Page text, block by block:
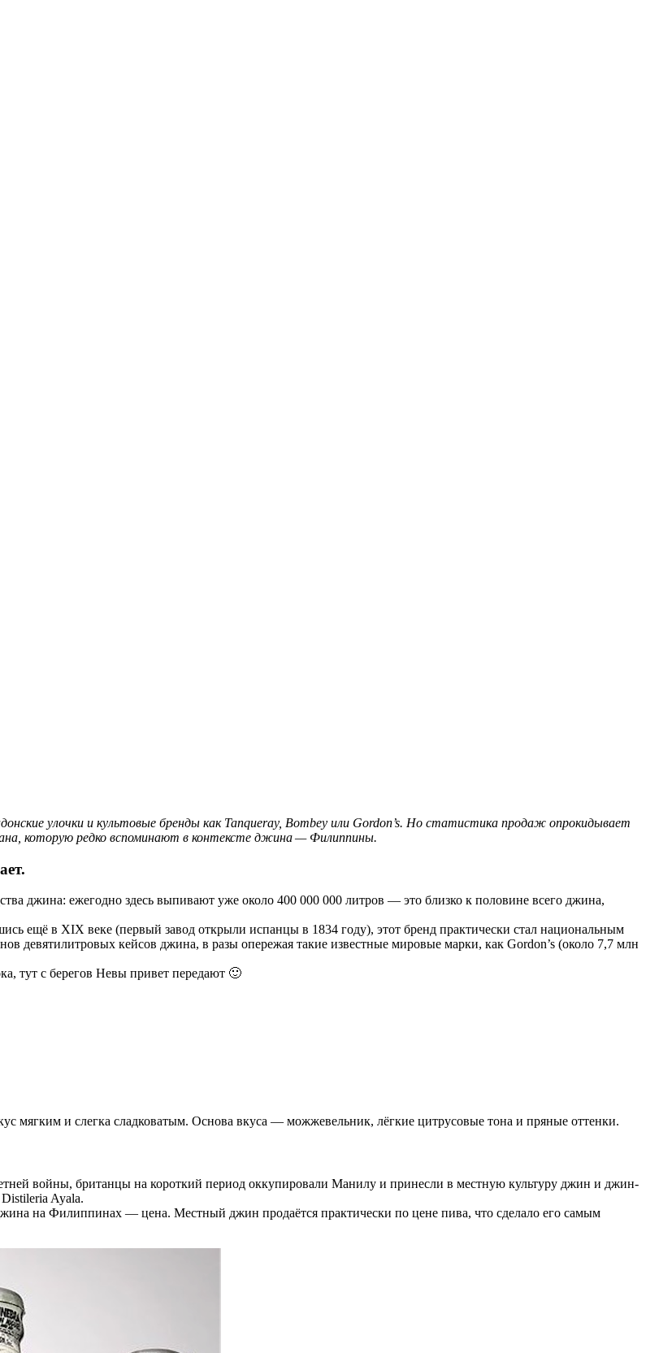
улочки и культовые бренды как Tanqueray, Bombey или Gordon’s. Но статистика продаж опрокидывает
которую редко вспоминают в контексте джина — Филиппины.
джина: ежегодно здесь выпивают уже около 400 000 000 литров — это близко к половине всего джина,
ещё в XIX веке (первый завод открыли испанцы в 1834 году), этот бренд практически стал национальным
девятилитровых кейсов джина, в разы опережая такие известные мировые марки, как Gordon’s (около 7,7 млн
тут с берегов Невы привет передают 🙂
мягким и слегка сладковатым. Основа вкуса — можжевельник, лёгкие цитрусовые тона и пряные оттенки.
войны, британцы на короткий период оккупировали Манилу и принесли в местную культуру джин и джин-
Ayala.
на Филиппинах — цена. Местный джин продаётся практически по цене пива, что сделало его самым